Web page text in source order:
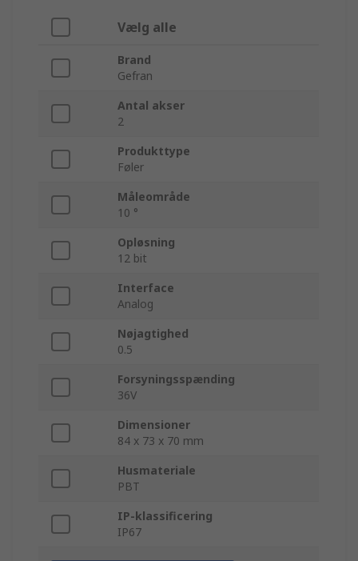
Vælg alle
Brand
Gefran
Antal akser
2
Produkttype
Føler
Måleområde
10 °
Opløsning
12 bit
Interface
Analog
Nøjagtighed
0.5
Forsyningsspænding
36V
Dimensioner
84 x 73 x 70 mm
Husmateriale
PBT
IP-klassificering
IP67